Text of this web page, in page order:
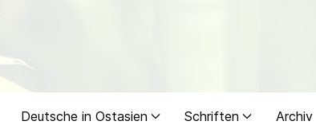
Deutsche in Ostasien Schriften Archiv